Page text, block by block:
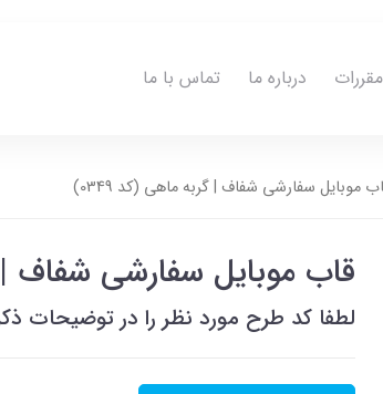
درباره ما تماس با ما
موبایل سفارشی شفاف | گربه ماهی (کد 0349)
قاب موبایل سفارشی شفاف |
لطفا کد طرح مورد نظر را در توضیحات